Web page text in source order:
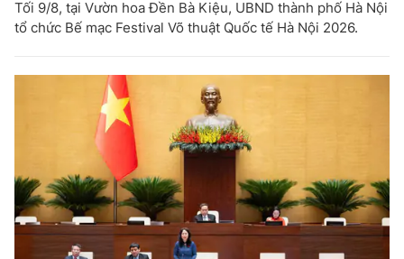
Tối 9/8, tại Vườn hoa Đền Bà Kiệu, UBND thành phố Hà Nội
tổ chức Bế mạc Festival Võ thuật Quốc tế Hà Nội 2026.